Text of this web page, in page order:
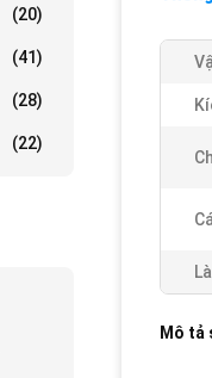
(20)
(41)
(28)
(22)
Mô tả